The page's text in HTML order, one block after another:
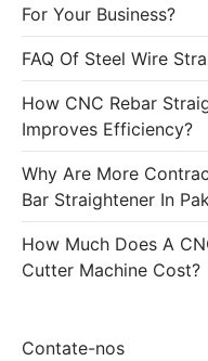
For Your Business?
FAQ Of Steel Wire
How CNC Rebar
Improves Efficiency?
Why Are More
Bar Straightener In
How Much Does A
Cutter Machine Cost?
Contate-nos